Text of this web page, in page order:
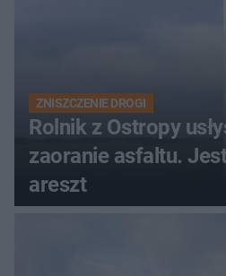
ZNISZCZENIE DROGI
Rolnik z Ostropy
zaoranie asfaltu.
areszt